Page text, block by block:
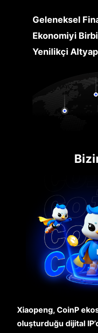
Geleneksel
Ekonomiyi
Yenilikçi
Xiaopeng, CoinP
oluşturduğu dijital